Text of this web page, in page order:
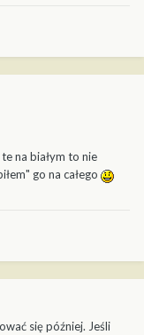
na białym to nie
go na całego
się później. Jeśli